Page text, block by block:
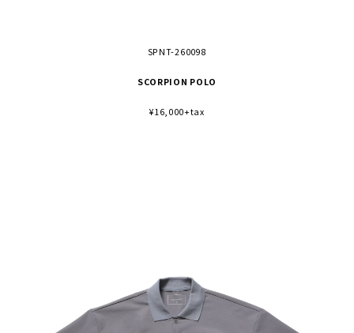
SPNT-260098
SCORPION POLO
¥16,000+tax